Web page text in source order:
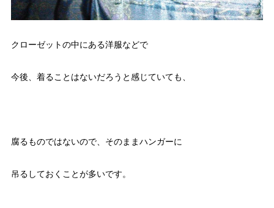
クローゼットの中にある洋服などで
今後、着ることはないだろうと感じていても、
腐るものではないので、そのままハンガーに
吊るしておくことが多いです。